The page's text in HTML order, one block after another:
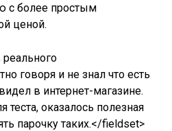
с более простым
ценой.
говоря и не знал что есть
в интернет-магазине.
оказалось полезная
парочку таких.</fieldset>